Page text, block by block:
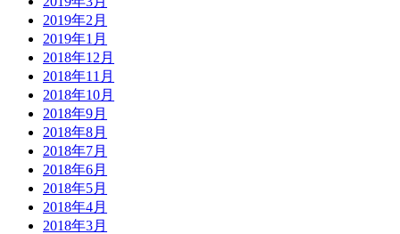
2019年2月
2019年1月
2018年12月
2018年11月
2018年10月
2018年9月
2018年8月
2018年7月
2018年6月
2018年5月
2018年4月
2018年3月